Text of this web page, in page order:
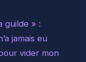
guilde » :
jamais eu
vider mon